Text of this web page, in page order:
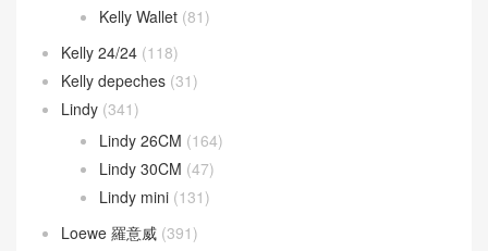
Kelly Wallet (81)
Kelly 24/24 (118)
Kelly depeches (31)
Lindy (341)
Lindy 26CM (164)
Lindy 30CM (47)
Lindy mini (131)
Loewe 羅意威 (391)